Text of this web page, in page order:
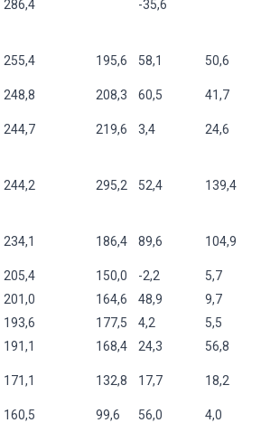
286,4 -35,6
255,4 195,6 58,1 50,6
248,8 208,3 60,5
41,7
244,7 219,6 3,4 24,6
244,2 295,2 52,4 139,4
234,1 186,4 89,6 104,9
205,4 150,0 -2,2
5,7
201,0 164,6 48,9
9,7
193,6 177,5 4,2
5,5
191,1 168,4 24,3
56,8
171,1 132,8 17,7 18,2
160,5 99,6 56,0
4,0